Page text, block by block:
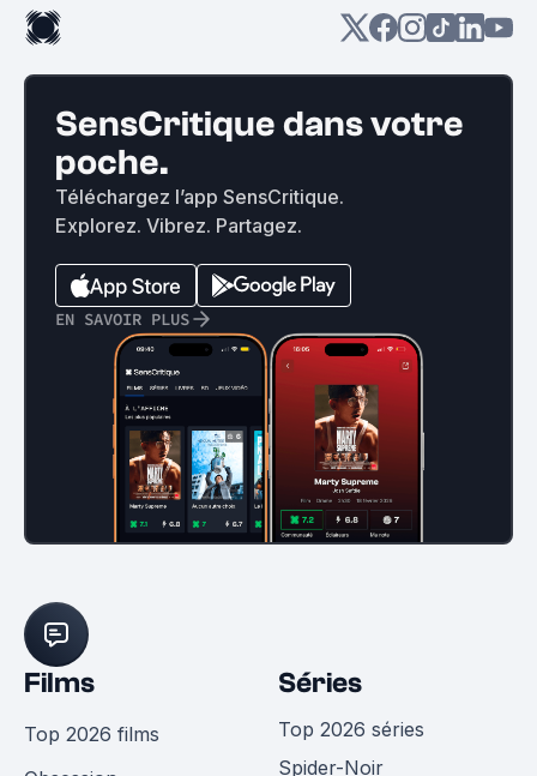
SensCritique dans votre
poche.
Téléchargez l’app SensCritique.
Explorez. Vibrez. Partagez.
EN SAVOIR PLUS
Films
Top 2026 films
Séries
Top 2026 séries
Spider-Noir